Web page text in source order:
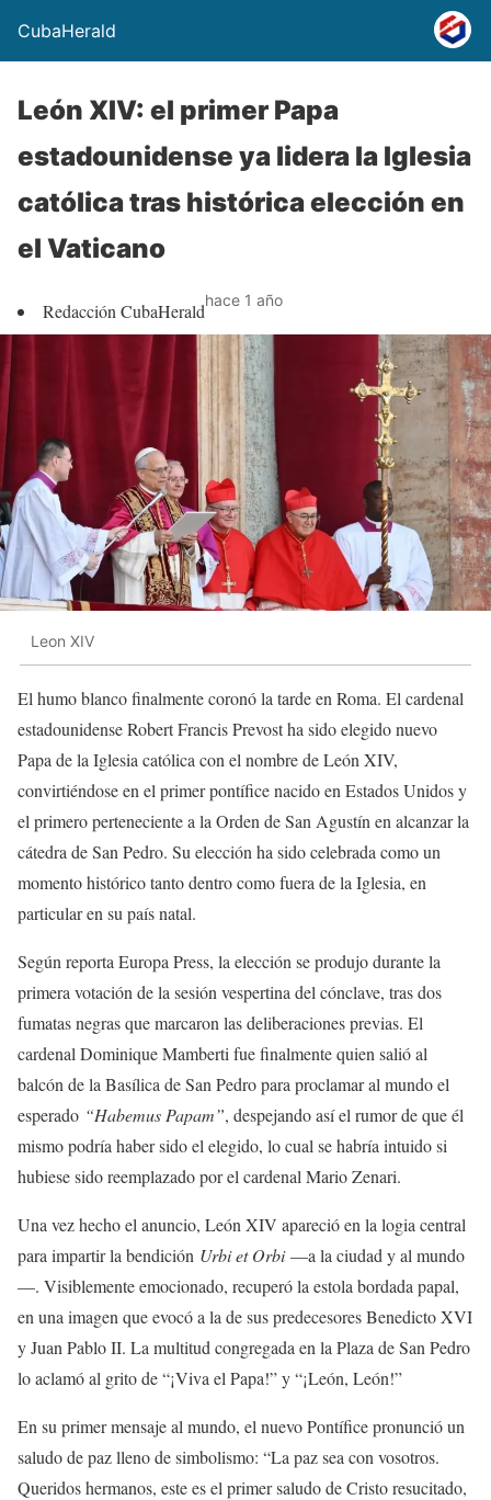
CubaHerald
León XIV: el primer Papa
estadounidense ya lidera la Iglesia
católica tras histórica elección en
el Vaticano
Redacción CubaHeraldhace 1 año
Leon XIV
El humo blanco finalmente coronó la tarde en Roma. El cardenal
estadounidense Robert Francis Prevost ha sido elegido nuevo
Papa de la Iglesia católica con el nombre de León XIV,
convirtiéndose en el primer pontífice nacido en Estados Unidos y
el primero perteneciente a la Orden de San Agustín en alcanzar la
cátedra de San Pedro. Su elección ha sido celebrada como un
momento histórico tanto dentro como fuera de la Iglesia, en
particular en su país natal.
Según reporta Europa Press, la elección se produjo durante la
primera votación de la sesión vespertina del cónclave, tras dos
fumatas negras que marcaron las deliberaciones previas. El
cardenal Dominique Mamberti fue finalmente quien salió al
balcón de la Basílica de San Pedro para proclamar al mundo el
esperado “Habemus Papam”, despejando así el rumor de que él
mismo podría haber sido el elegido, lo cual se habría intuido si
hubiese sido reemplazado por el cardenal Mario Zenari.
Una vez hecho el anuncio, León XIV apareció en la logia central
para impartir la bendición Urbi et Orbi—a la ciudad y al mundo
—. Visiblemente emocionado, recuperó la estola bordada papal,
en una imagen que evocó a la de sus predecesores Benedicto XVI
y Juan Pablo II. La multitud congregada en la Plaza de San Pedro
lo aclamó al grito de “¡Viva el Papa!” y “¡León, León!”
En su primer mensaje al mundo, el nuevo Pontífice pronunció un
saludo de paz lleno de simbolismo: “La paz sea con vosotros.
Queridos hermanos, este es el primer saludo de Cristo resucitado,